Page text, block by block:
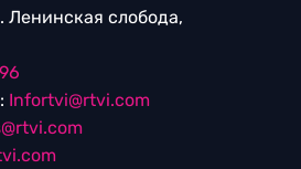
Ленинская слобода,
Infortvi@rtvi.com